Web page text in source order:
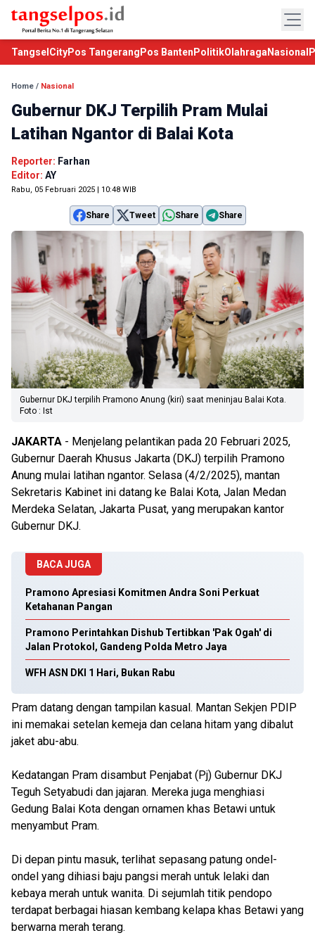
TangselCityPos Tangerang Pos Banten PolitikOlahraga Nasional
Home / Nasional
Gubernur DKJ Terpilih Pram Mulai
Latihan Ngantor di Balai Kota
Reporter: Farhan
Editor: AY
Rabu, 05 Februari 2025 | 10:48 WIB
Share Tweet Share Share
Gubernur DKJ terpilih Pramono Anung (kiri) saat meninjau Balai Kota.
Foto : Ist
JAKARTA - Menjelang pelantikan pada 20 Februari 2025,
Gubernur Daerah Khusus Jakarta (DKJ) terpilih Pramono
Anung mulai latihan ngantor. Selasa (4/2/2025), mantan
Sekretaris Kabinet ini datang ke Balai Kota, Jalan Medan
Merdeka Selatan, Jakarta Pusat, yang merupakan kantor
Gubernur DKJ.
BACA JUGA
Pramono Apresiasi Komitmen Andra Soni Perkuat
Ketahanan Pangan
Pramono Perintahkan Dishub Tertibkan 'Pak Ogah' di
Jalan Protokol, Gandeng Polda Metro Jaya
WFH ASN DKI 1 Hari, Bukan Rabu
Pram datang dengan tampilan kasual. Mantan Sekjen PDIP
ini memakai setelan kemeja dan celana hitam yang dibalut
jaket abu-abu.
Kedatangan Pram disambut Penjabat (Pj) Gubernur DKJ
Teguh Setyabudi dan jajaran. Mereka juga menghiasi
Gedung Balai Kota dengan ornamen khas Betawi untuk
menyambut Pram.
Di depan pintu masuk, terlihat sepasang patung ondel-
ondel yang dihiasi baju pangsi merah untuk lelaki dan
kebaya merah untuk wanita. Di sejumlah titik pendopo
terdapat berbagai hiasan kembang kelapa khas Betawi yang
berwarna merah terang.